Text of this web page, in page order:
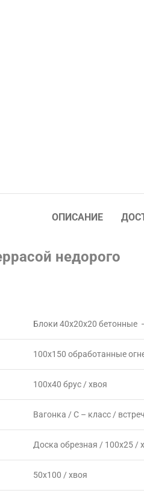
ОПИСАНИЕ
недорого
Блоки 40х20х20 бетонные
100х150 обработанные
100х40 брус / хвоя
Вагонка / С – класс /
Доска обрезная / 100х25 /
50х100 / хвоя